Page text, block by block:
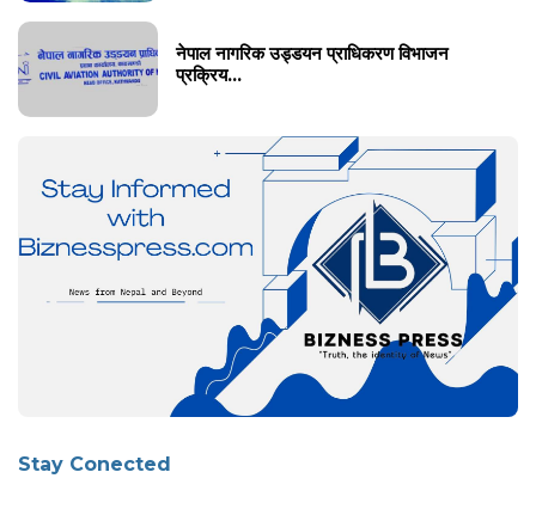
नेपाल नागरिक उड्डयन प्राधिकरण विभाजन
प्रक्रिय...
Stay Conected